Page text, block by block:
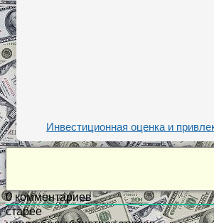
Инвестиционная оценка и
0комментариев
старее